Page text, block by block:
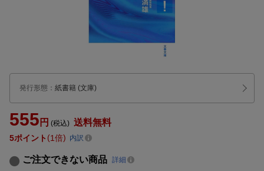
発行形態 ： 紙書籍 (文庫)
555 円 (税込) 送料無料
5ポイント 1倍 内訳
ご注文できない商品 詳細